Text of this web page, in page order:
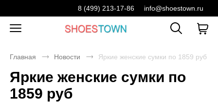
8 (499) 213-17-86 info@shoestown.ru
Главная Новости Яркие женские сумки по 1859 руб
Яркие женские сумки по
1859 руб